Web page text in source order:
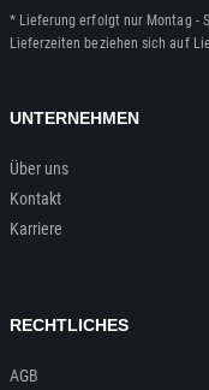
* Lieferung erfolgt nur Montag -
Lieferzeiten beziehen sich auf
UNTERNEHMEN
Über uns
Kontakt
Karriere
RECHTLICHES
AGB